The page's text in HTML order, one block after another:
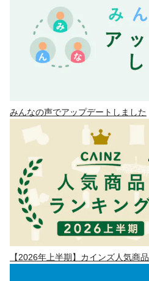
みんなの声でアップデートしました
【2026年上半期】カインズ人気商